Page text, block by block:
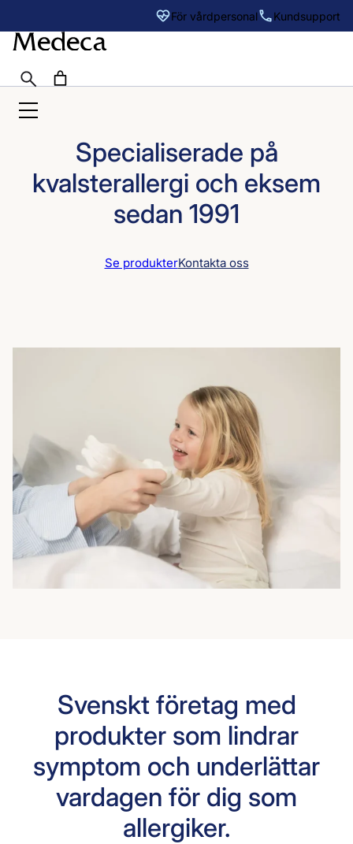
För vårdpersonal Kundsupport
Specialiserade på
kvalsterallergi och eksem
sedan 1991
Se produkterKontakta oss
Svenskt företag med
produkter som lindrar
symptom och underlättar
vardagen för dig som
allergiker.